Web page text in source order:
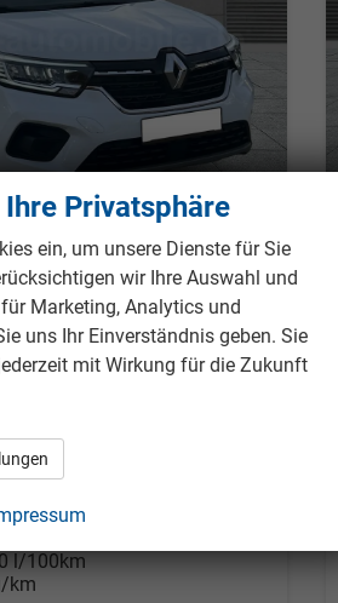
100
Getriebe Schaltgetriebe
l/100km
km
Privatsphäre
ein, um unsere Dienste für Sie
wir Ihre Auswahl und
Marketing, Analytics und
uns Ihr Einverständnis geben. Sie
mit Wirkung für die Zukunft